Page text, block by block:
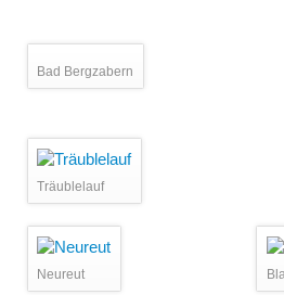
Bad Bergzabern
Träublelauf
Neureut